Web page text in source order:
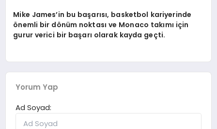
Mike James’in bu başarısı, basketbol kariyerinde
önemli bir dönüm noktası ve Monaco takımı için
gurur verici bir başarı olarak kayda geçti.
Yorum Yap
Ad Soyad: